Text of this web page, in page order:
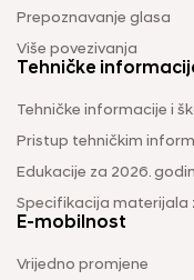
Prepoznavanje glasa
Više povezivanja
Tehničke
Tehničke informacije i
Pristup tehničkim
Edukacije za 2026.
Specifikacija materijala
E-mobilnost
Vrijedno promjene